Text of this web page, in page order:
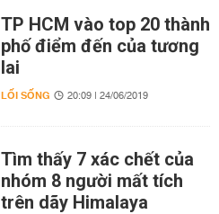
TP HCM vào top 20 thành
phố điểm đến của tương
lai
LỐI SỐNG 20:09 | 24/06/2019
Tìm thấy 7 xác chết của
nhóm 8 người mất tích
trên dãy Himalaya